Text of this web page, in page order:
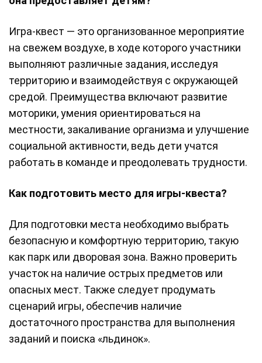
Игра-квест — это организованное мероприятие
на свежем воздухе, в ходе которого участники
выполняют различные задания, исследуя
территорию и взаимодействуя с окружающей
средой. Преимущества включают развитие
моторики, умения ориентироваться на
местности, закаливание организма и улучшение
социальной активности, ведь дети учатся
работать в команде и преодолевать трудности.
Как подготовить место для игры-квеста?
Для подготовки места необходимо выбрать
безопасную и комфортную территорию, такую
как парк или дворовая зона. Важно проверить
участок на наличие острых предметов или
опасных мест. Также следует продумать
сценарий игры, обеспечив наличие
достаточного пространства для выполнения
заданий и поиска «льдинок».